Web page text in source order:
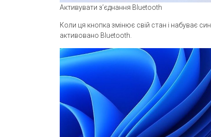
Активувати з’єднання Bluetooth
Коли ця кнопка змінює свій стан і набуває
активовано Bluetooth.